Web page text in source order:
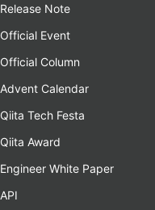
Release Note
Official Event
Official Column
Advent Calendar
Qiita Tech Festa
Qiita Award
Engineer White Paper
API